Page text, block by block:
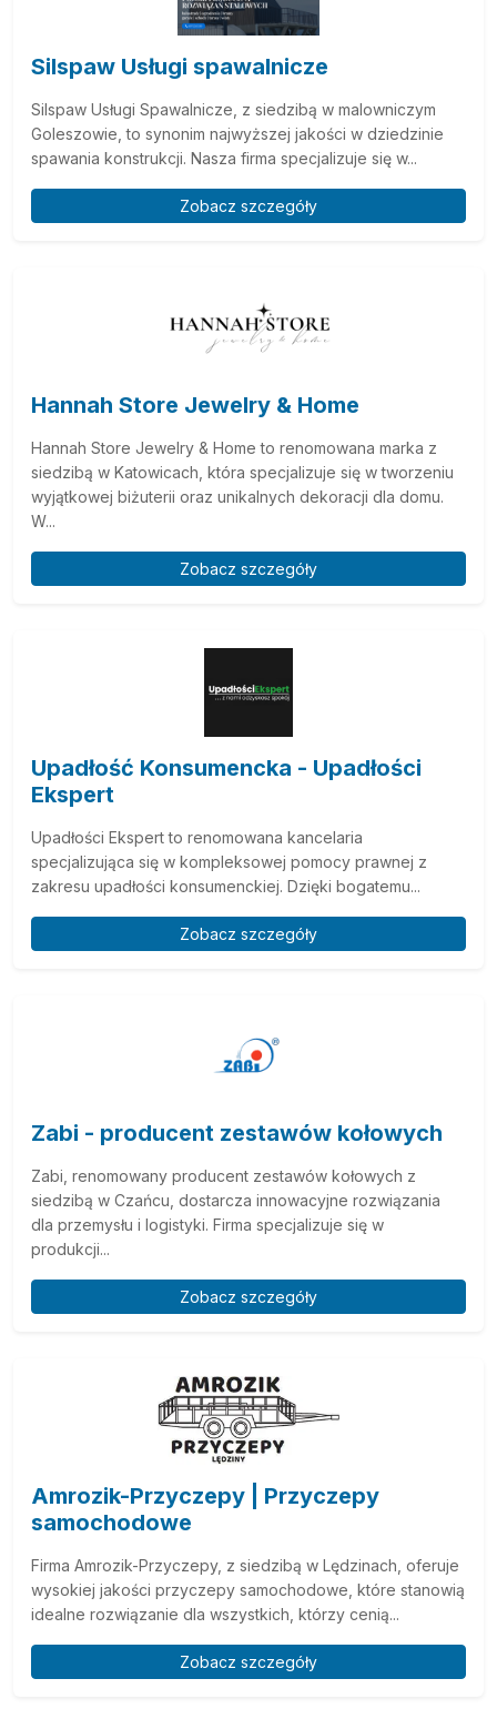
Silspaw Usługi spawalnicze
Silspaw Usługi Spawalnicze, z siedzibą w malowniczym
Goleszowie, to synonim najwyższej jakości w dziedzinie
spawania konstrukcji. Nasza firma specjalizuje się w...
Zobacz szczegóły
Hannah Store Jewelry & Home
Hannah Store Jewelry & Home to renomowana marka z
siedzibą w Katowicach, która specjalizuje się w tworzeniu
wyjątkowej biżuterii oraz unikalnych dekoracji dla domu.
W...
Zobacz szczegóły
Upadłość Konsumencka - Upadłości
Ekspert
Upadłości Ekspert to renomowana kancelaria
specjalizująca się w kompleksowej pomocy prawnej z
zakresu upadłości konsumenckiej. Dzięki bogatemu...
Zobacz szczegóły
Zabi - producent zestawów kołowych
Zabi, renomowany producent zestawów kołowych z
siedzibą w Czańcu, dostarcza innowacyjne rozwiązania
dla przemysłu i logistyki. Firma specjalizuje się w
produkcji...
Zobacz szczegóły
Amrozik-Przyczepy | Przyczepy
samochodowe
Firma Amrozik-Przyczepy, z siedzibą w Lędzinach, oferuje
wysokiej jakości przyczepy samochodowe, które stanowią
idealne rozwiązanie dla wszystkich, którzy cenią...
Zobacz szczegóły